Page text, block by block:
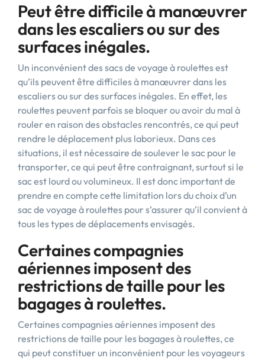
Peut être difficile à manœuvrer
dans les escaliers ou sur des
surfaces inégales.
Un inconvénient des sacs de voyage à roulettes est
qu’ils peuvent être difficiles à manœuvrer dans les
escaliers ou sur des surfaces inégales. En effet, les
roulettes peuvent parfois se bloquer ou avoir du mal à
rouler en raison des obstacles rencontrés, ce qui peut
rendre le déplacement plus laborieux. Dans ces
situations, il est nécessaire de soulever le sac pour le
transporter, ce qui peut être contraignant, surtout si le
sac est lourd ou volumineux. Il est donc important de
prendre en compte cette limitation lors du choix d’un
sac de voyage à roulettes pour s’assurer qu’il convient à
tous les types de déplacements envisagés.
Certaines compagnies
aériennes imposent des
restrictions de taille pour les
bagages à roulettes.
Certaines compagnies aériennes imposent des
restrictions de taille pour les bagages à roulettes, ce
qui peut constituer un inconvénient pour les voyageurs